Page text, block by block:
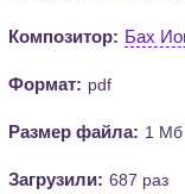
Композитор: Бах
Формат: pdf
Размер файла: 1 Мб
Загрузили: 687 раз